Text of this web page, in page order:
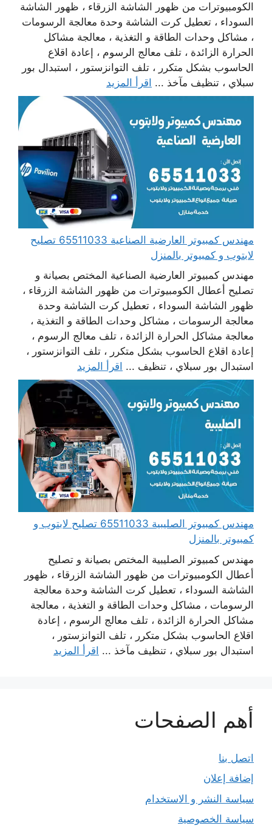
الكومبيوترات من ظهور الشاشة الزرقاء ، ظهور الشاشة
السوداء ، تعطيل كرت الشاشة وحدة معالجة الرسومات
، مشاكل وحدات الطاقة و التغذية ، معالجة مشاكل
الحرارة الزائدة ، تلف معالج الرسوم ، إعادة اقلاع
الحاسوب بشكل متكرر ، تلف التوانزستور ، استبدال بور
سبلاي ، تنظيف مآخذ ... اقرأ المزيد
مهندس كمبيوتر العارضية الصناعية 65511033 تصليح
لابتوب و كمبيوتر بالمنزل
مهندس كمبيوتر العارضية الصناعية المختص بصيانة و
تصليح أعطال الكومبيوترات من ظهور الشاشة الزرقاء ،
ظهور الشاشة السوداء ، تعطيل كرت الشاشة وحدة
معالجة الرسومات ، مشاكل وحدات الطاقة و التغذية ،
معالجة مشاكل الحرارة الزائدة ، تلف معالج الرسوم ،
إعادة اقلاع الحاسوب بشكل متكرر ، تلف التوانزستور ،
استبدال بور سبلاي ، تنظيف ... اقرأ المزيد
مهندس كمبيوتر الصليبية 65511033 تصليح لابتوب و
كمبيوتر بالمنزل
مهندس كمبيوتر الصليبية المختص بصيانة و تصليح
أعطال الكومبيوترات من ظهور الشاشة الزرقاء ، ظهور
الشاشة السوداء ، تعطيل كرت الشاشة وحدة معالجة
الرسومات ، مشاكل وحدات الطاقة و التغذية ، معالجة
مشاكل الحرارة الزائدة ، تلف معالج الرسوم ، إعادة
اقلاع الحاسوب بشكل متكرر ، تلف التوانزستور ،
استبدال بور سبلاي ، تنظيف مآخذ ... اقرأ المزيد
أهم الصفحات
اتصل بنا
إضافة إعلان
سياسة النشر و الاستخدام
سياسة الخصوصية